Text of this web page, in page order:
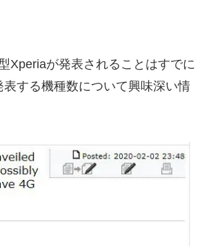
Xperiaが発表されることはすでに
する機種数について興味深い情